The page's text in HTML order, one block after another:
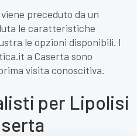
preceduto da un
le caratteristiche
le opzioni disponibili. I
a Caserta sono
visita conoscitiva.
per Lipolisi